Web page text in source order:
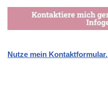
Nutze mein Kontaktformular.